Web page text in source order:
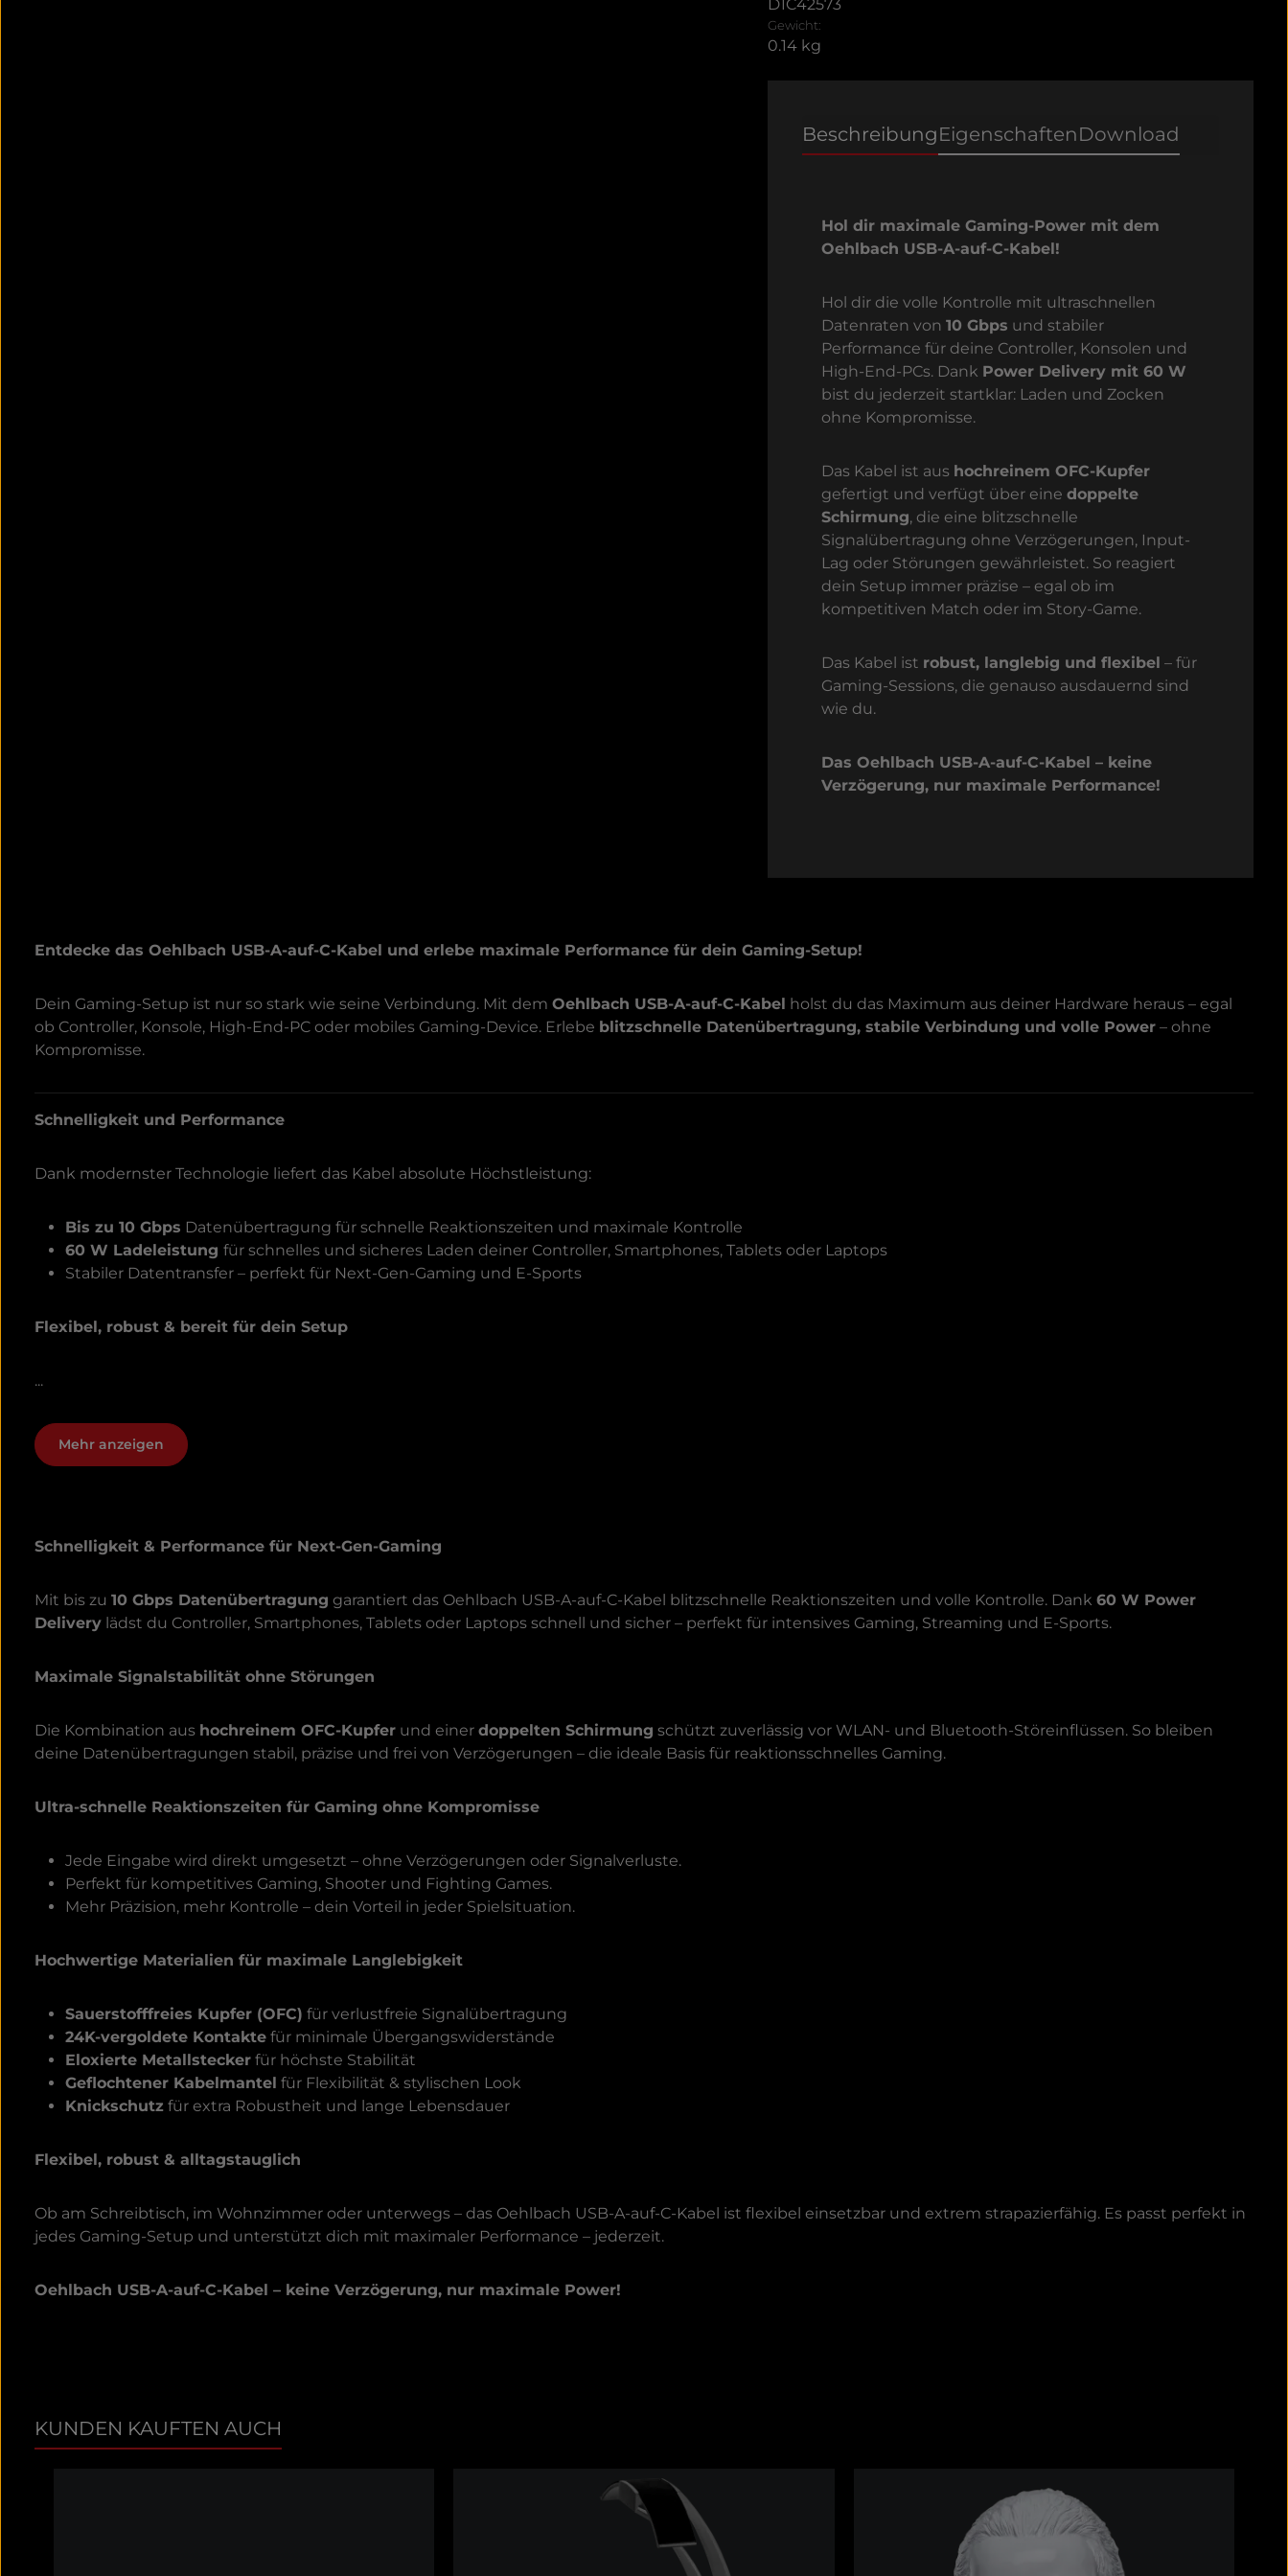
D1C42573
Gewicht:
0.14 kg
BeschreibungEigenschaftenDownload
Hol dir maximale Gaming-Power mit dem
Oehlbach USB-A-auf-C-Kabel!
Hol dir die volle Kontrolle mit ultraschnellen
Datenraten von10 Gbps und stabiler
Performance für deine Controller, Konsolen und
High-End-PCs. Dank Power Delivery mit 60 W
bist du jederzeit startklar: Laden und Zocken
ohne Kompromisse.
Das Kabel ist aus hochreinem OFC-Kupfer
gefertigt und verfügt über einedoppelte
Schirmung, die eine blitzschnelle
Signalübertragung ohne Verzögerungen, Input-
Lag oder Störungen gewährleistet. So reagiert
dein Setup immer präzise – egal ob im
kompetitiven Match oder im Story-Game.
Das Kabel ist robust, langlebig und flexibel – für
Gaming-Sessions, die genauso ausdauernd sind
wie du.
Das Oehlbach USB-A-auf-C-Kabel – keine
Verzögerung, nur maximale Performance!
Entdecke das Oehlbach USB-A-auf-C-Kabel und erlebe maximale Performance für dein Gaming-Setup!
Dein Gaming-Setup ist nur so stark wie seine Verbindung. Mit dem Oehlbach USB-A-auf-C-Kabel holst du das Maximum aus deiner Hardware heraus – egal
ob Controller, Konsole, High-End-PC oder mobiles Gaming-Device. Erlebe blitzschnelle Datenübertragung, stabile Verbindung und volle Power – ohne
Kompromisse.
Schnelligkeit und Performance
Dank modernster Technologie liefert das Kabel absolute Höchstleistung:
Bis zu 10 Gbps Datenübertragung für schnelle Reaktionszeiten und maximale Kontrolle
60 W Ladeleistung für schnelles und sicheres Laden deiner Controller, Smartphones, Tablets oder Laptops
Stabiler Datentransfer – perfekt für Next-Gen-Gaming und E-Sports
Flexibel, robust & bereit für dein Setup
...
Mehr anzeigen
Schnelligkeit & Performance für Next-Gen-Gaming
Mit bis zu 10 Gbps Datenübertragung garantiert das Oehlbach USB-A-auf-C-Kabel blitzschnelle Reaktionszeiten und volle Kontrolle. Dank 60 W Power
Delivery lädst du Controller, Smartphones, Tablets oder Laptops schnell und sicher – perfekt für intensives Gaming, Streaming und E-Sports.
Maximale Signalstabilität ohne Störungen
Die Kombination aus hochreinem OFC-Kupfer und einer doppelten Schirmung schützt zuverlässig vor WLAN- und Bluetooth-Störeinflüssen. So bleiben
deine Datenübertragungen stabil, präzise und frei von Verzögerungen – die ideale Basis für reaktionsschnelles Gaming.
Ultra-schnelle Reaktionszeiten für Gaming ohne Kompromisse
Jede Eingabe wird direkt umgesetzt – ohne Verzögerungen oder Signalverluste.
Perfekt für kompetitives Gaming, Shooter und Fighting Games.
Mehr Präzision, mehr Kontrolle – dein Vorteil in jeder Spielsituation.
Hochwertige Materialien für maximale Langlebigkeit
Sauerstofffreies Kupfer (OFC) für verlustfreie Signalübertragung
24K-vergoldete Kontakte für minimale Übergangswiderstände
Eloxierte Metallstecker für höchste Stabilität
Geflochtener Kabelmantel für Flexibilität & stylischen Look
Knickschutz für extra Robustheit und lange Lebensdauer
Flexibel, robust & alltagstauglich
Ob am Schreibtisch, im Wohnzimmer oder unterwegs – das Oehlbach USB-A-auf-C-Kabel ist flexibel einsetzbar und extrem strapazierfähig. Es passt perfekt in
jedes Gaming-Setup und unterstützt dich mit maximaler Performance – jederzeit.
Oehlbach USB-A-auf-C-Kabel – keine Verzögerung, nur maximale Power!
KUNDEN KAUFTEN AUCH